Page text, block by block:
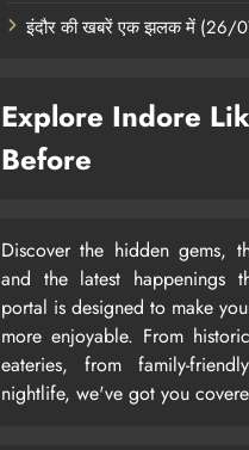
इंदौर की खबरें एक झलक में (26/
Explore Indore
Before
Discover the hidden gems,
and the latest happenings
portal is designed to make
more enjoyable. From
eateries, from family-
nightlife, we've got you